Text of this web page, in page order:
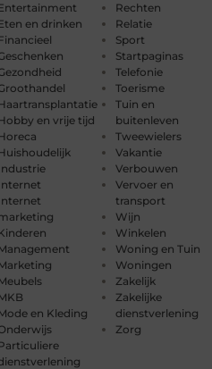
en drinken
en vrije tijd
en Kleding
Rechten
Relatie
Sport
Startpaginas
Telefonie
Toerisme
Tuin en
buitenleven
Tweewielers
Vakantie
Verbouwen
Vervoer en
transport
Wijn
Winkelen
Woning en Tuin
Woningen
Zakelijk
Zakelijke
dienstverlening
Zorg